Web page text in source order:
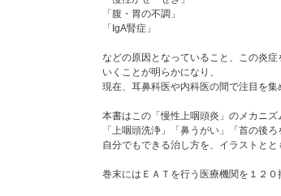
・第２章 自分でもできる慢性上咽頭炎の治し方
・第３章 なぜ、上咽頭をこすると慢性上咽頭炎が治るのか
・慢性上咽頭炎治療医療機関一覧
■著者 堀田 修(ほった・おさむ)
日本病巣疾患研究会理事長。日本腎臓学会評議員。IgA腎症根治
2001年にIgA腎症の根治治療である扁摘パルス療法を米国医学
現在、堀田修クリニック(宮城)、大久保病院(東京)、成田記念病
「腹・胃の不調」
「IgA腎症」
などの原因となっていること、この炎
いくことが明らかになり、
現在、耳鼻科医や内科医の間で注目を集
本書はこの「慢性上咽頭炎」のメカニ
「上咽頭洗浄」「鼻うがい」「首の後
自分でもできる治し方を、イラストとと
巻末にはＥＡＴを行う医療機関を１２０